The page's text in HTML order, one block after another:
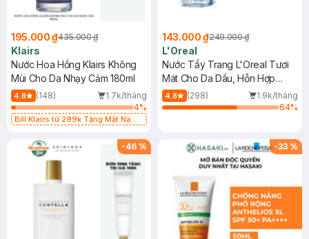
195.000 ₫435.000 ₫
Klairs
Nước Hoa Hồng Klairs Không
Mùi Cho Da Nhạy Cảm 180ml
4.8 (148)
1.7k/tháng
4%
Bill Klairs từ 299k Tặng Mặt Nạ
25ml (SL Có Hạn)
143.000 ₫249.000 ₫
L'Oreal
Nước Tẩy Trang L'Oreal Tươi
Mát Cho Da Dầu, Hỗn Hợp
400ml
4.8 (298)
1.9k/tháng
64%
-46 % -33 %